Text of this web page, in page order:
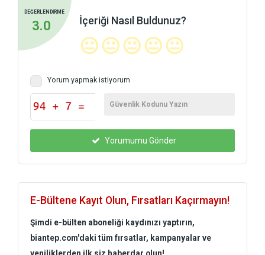
DEĞERLENDİRME
3.0 İçeriği Nasıl Buldunuz?
😐😐😐😐😐
Yorum yapmak istiyorum
Yorumumu Gönder
E-Bültene Kayıt Olun, Fırsatları Kaçırmayın!
Şimdi e-bülten aboneliği kaydınızı yaptırın,
biantep.com'daki tüm fırsatlar, kampanyalar ve